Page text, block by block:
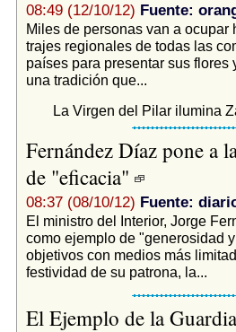
08:49 (12/10/12) Fuente:
Miles de personas van a
trajes regionales de todas las
países para presentar sus
una tradición que...
La Virgen del Pilar ilumina
Fernández Díaz pone a
de "eficacia"
08:37 (08/10/12) Fuente:
El ministro del Interior, Jorge
como ejemplo de "generosidad
objetivos con medios más
festividad de su patrona, la...
El Ejemplo de la